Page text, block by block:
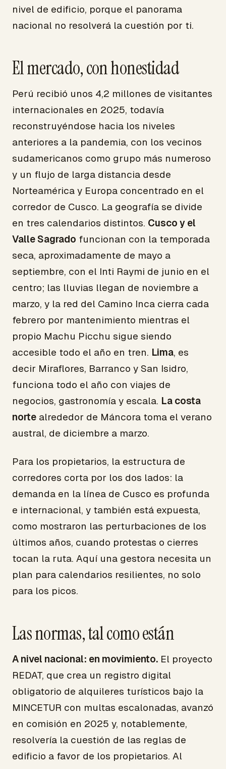
nivel de edificio, porque el panorama
nacional no resolverá la cuestión por ti.
El mercado, con honestidad
Perú recibió unos 4,2 millones de visitantes
internacionales en 2025, todavía
reconstruyéndose hacia los niveles
anteriores a la pandemia, con los vecinos
sudamericanos como grupo más numeroso
y un flujo de larga distancia desde
Norteamérica y Europa concentrado en el
corredor de Cusco. La geografía se divide
en tres calendarios distintos. Cusco y el
Valle Sagrado funcionan con la temporada
seca, aproximadamente de mayo a
septiembre, con el Inti Raymi de junio en el
centro; las lluvias llegan de noviembre a
marzo, y la red del Camino Inca cierra cada
febrero por mantenimiento mientras el
propio Machu Picchu sigue siendo
accesible todo el año en tren. Lima, es
decir Miraflores, Barranco y San Isidro,
funciona todo el año con viajes de
negocios, gastronomía y escala. La costa
norte alrededor de Máncora toma el verano
austral, de diciembre a marzo.
Para los propietarios, la estructura de
corredores corta por los dos lados: la
demanda en la línea de Cusco es profunda
e internacional, y también está expuesta,
como mostraron las perturbaciones de los
últimos años, cuando protestas o cierres
tocan la ruta. Aquí una gestora necesita un
plan para calendarios resilientes, no solo
para los picos.
Las normas, tal como están
A nivel nacional: en movimiento. El proyecto
REDAT, que crea un registro digital
obligatorio de alquileres turísticos bajo la
MINCETUR con multas escalonadas, avanzó
en comisión en 2025 y, notablemente,
resolvería la cuestión de las reglas de
edificio a favor de los propietarios. Al